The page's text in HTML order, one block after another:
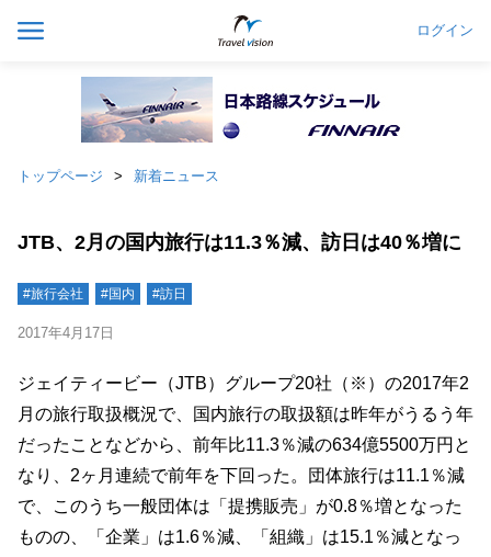
ログイン
トップページ 新着ニュース
JTB、2月の国内旅行は11.3％減、訪日は40％増に
#旅行会社 #国内 #訪日
2017年4月17日
ジェイティービー（JTB）グループ20社（※）の2017年2
月の旅行取扱概況で、国内旅行の取扱額は昨年がうるう年
だったことなどから、前年比11.3％減の634億5500万円と
なり、2ヶ月連続で前年を下回った。団体旅行は11.1％減
で、このうち一般団体は「提携販売」が0.8％増となった
ものの、「企業」は1.6％減、「組織」は15.1％減となっ